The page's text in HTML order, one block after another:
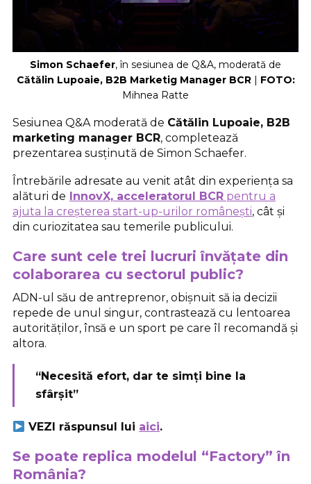
Simon Schaefer, în sesiunea de Q&A, moderată de
Cătălin Lupoaie, B2B Marketig Manager BCR| FOTO:
Mihnea Ratte
Sesiunea Q&A moderată de Cătălin Lupoaie, B2B
marketing manager BCR, completează
prezentarea susținută de Simon Schaefer.
Întrebările adresate au venit atât din experiența sa
alături de InnovX, acceleratorul BCR pentru a
ajuta la creșterea start-up-urilor românești, cât și
din curiozitatea sau temerile publicului.
Care sunt cele trei lucruri învățate din
colaborarea cu sectorul public?
ADN-ul său de antreprenor, obișnuit să ia decizii
repede de unul singur, contrastează cu lentoarea
autorităților, însă e un sport pe care îl recomandă și
altora.
“Necesită efort, dar te simți bine la
sfârșit”
VEZI răspunsul lui aici.
Se poate replica modelul “Factory” în
România?